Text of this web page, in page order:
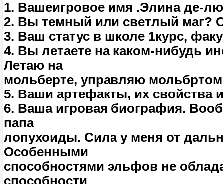
1. Вашеигровое имя .Элина де-
2. Вы темный или светлый маг?
3. Ваш статус в школе 1курс,
4. Вы летаете на каком-нибудь
Летаю на
мольберте, управляю
5. Ваши артефакты, их свойства
6. Ваша игровая биография.
папа
лопухоиды. Сила у меня от
Особенными
способностями эльфов не
способности